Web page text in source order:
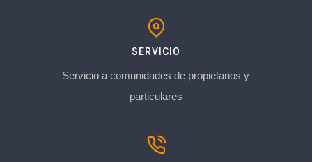
SERVICIO
Servicio a comunidades de propietarios y
particulares